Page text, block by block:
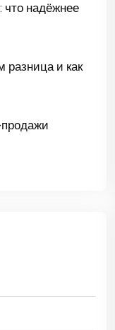
что надёжнее
разница и как
продажи